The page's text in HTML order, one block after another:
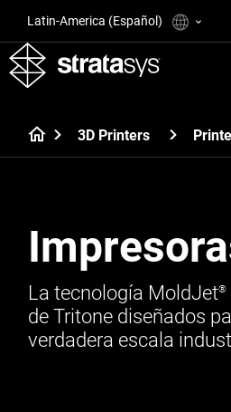
Latin-America (Español)
3D Printers
La tecnología MoldJet®
de Tritone diseñados
verdadera escala